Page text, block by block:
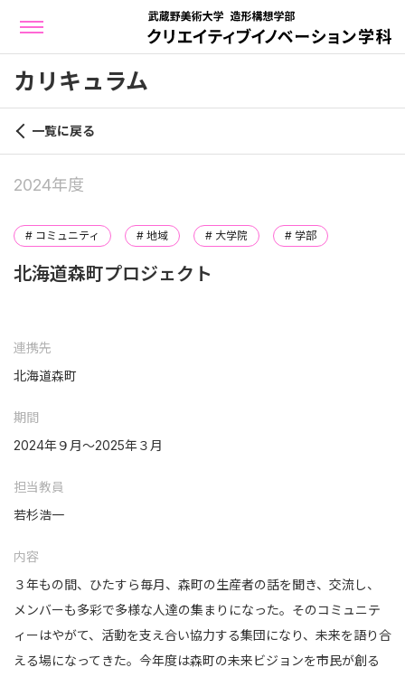
カリキュラム
一覧に戻る
2024年度
# コミュニティ # 地域 # 大学院 # 学部
北海道森町プロジェクト
連携先
北海道森町
期間
2024年９月〜2025年３月
担当教員
若杉浩一
内容
３年もの間、ひたすら毎月、森町の生産者の話を聞き、交流し、
メンバーも多彩で多様な人達の集まりになった。そのコミュニテ
ィーはやがて、活動を支え合い協力する集団になり、未来を語り合
える場になってきた。今年度は森町の未来ビジョンを市民が創る